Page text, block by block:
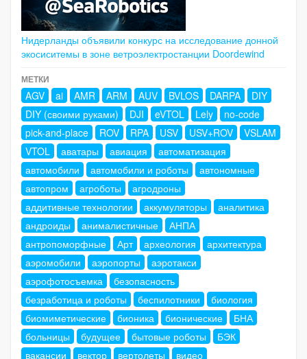
Нидерланды объявили конкурс на исследование донной
экосиситемы в зоне ветроэлектростанции Doordewind
МЕТКИ
AGV ai AMR ARM AUV BVLOS DARPA
DIY
DIY (своими руками)
DJI eVTOL Lely
no-code
pick-and-place
ROV RPA USV USV+ROV
VSLAM
VTOL
аватары авиация
автоматизация
автомобили
автомобили и роботы
автономные
автопром
агроботы
агродроны
аддитивные технологии
аккумуляторы
аналитика
андроиды
анималистичные
АНПА
антропоморфные
Арт археология
архитектура
аэромобили
аэропорты
аэротакси
аэрофотосъемка
безопасность
безработица и роботы
беспилотники
биология
биомиметические
бионика бионические
БНА
больницы
будущее бытовые роботы
БЭК
вакансии
вектор вертолеты видео